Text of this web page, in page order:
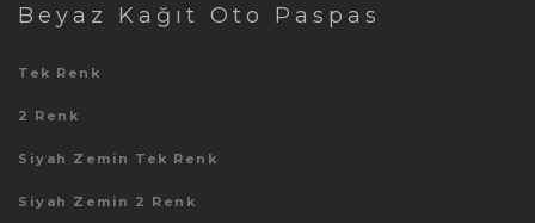
Beyaz Kağıt Oto Paspas
Tek Renk
2 Renk
Siyah Zemin Tek Renk
Siyah Zemin 2 Renk